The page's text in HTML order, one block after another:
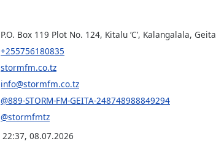
P.O. Box 119 Plot No. 124, Kitalu ‘C’, Kalangalala, Geita
+255756180835
stormfm.co.tz
info@stormfm.co.tz
@889-STORM-FM-GEITA-248748988849294
@stormfmtz
22:37, 08.07.2026